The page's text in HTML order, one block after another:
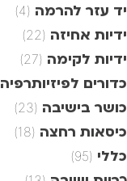
יד עזר להרמה (4)
ידיות אחיזה (22)
ידיות לקימה (27)
כדורים לפיזיותרפיה
כושר בישיבה (23)
כיסאות רחצה (18)
כללי (95)